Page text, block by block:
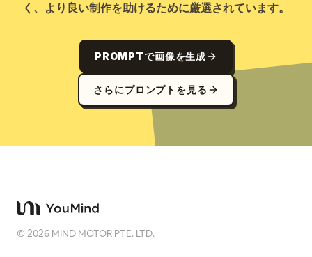
く、より良い制作を助けるために厳選されています。
PROMPTで画像を生成
さらにプロンプトを見る
©2026 MIND MOTOR PTE. LTD.